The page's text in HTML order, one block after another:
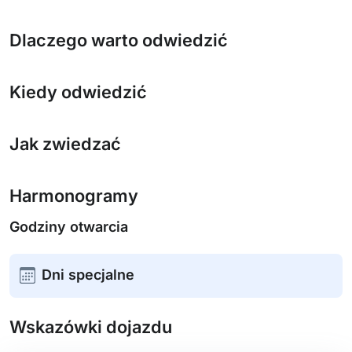
Dlaczego warto odwiedzić
Kiedy odwiedzić
Jak zwiedzać
Harmonogramy
Godziny otwarcia
Dni specjalne
Wskazówki dojazdu